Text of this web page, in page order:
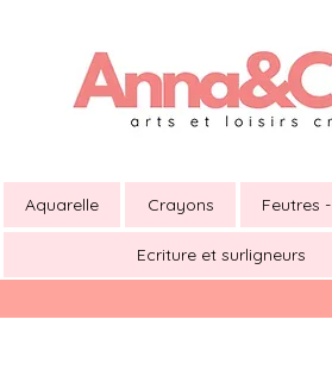
Aquarelle Crayons Feutres
Ecriture et surligneurs